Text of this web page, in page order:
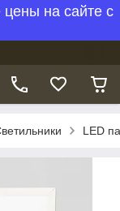
на сайте с
LED